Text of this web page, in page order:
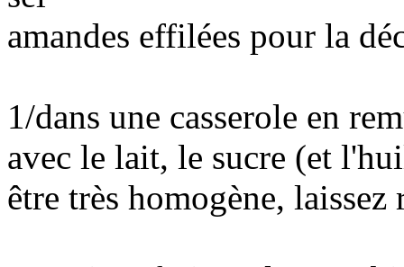
amandes effilées pour la
1/dans une casserole en
avec le lait, le sucre (et
être très homogène,